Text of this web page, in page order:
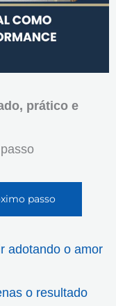
prático e
passo
adotando o amor
o resultado